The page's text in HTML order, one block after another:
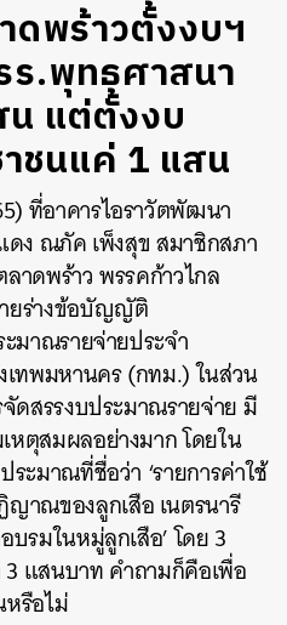
ดพร้าวตั้งงบฯ
ร.พุทธศาสนา
แต่ตั้งงบ
ชนแค่ 1 แสน
ที่อาคารไอราวัตพัฒนา
ง ณภัค เพ็งสุข สมาชิกสภา
าดพร้าว พรรคก้าวไกล
ยร่างข้อบัญญัติ
มาณรายจ่ายประจำ
ทพมหานคร (กทม.) ในส่วน
ดสรรงบประมาณรายจ่าย มี
ตุสมผลอย่างมาก โดยใน
ะมาณที่ชื่อว่า ‘รายการค่าใช้
าณของลูกเสือ เนตรนารี
รมในหมู่ลูกเสือ’ โดย 3
3 แสนบาท คำถามก็คือเพื่อ
รือไม่